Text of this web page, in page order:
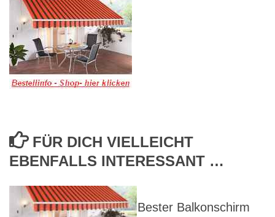
FÜR DICH VIELLEICHT
EBENFALLS INTERESSANT …
Bester Balkonschirm